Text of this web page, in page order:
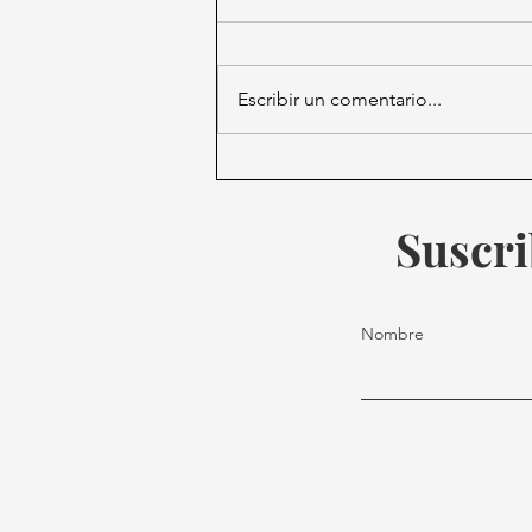
metástasis ósea; recibe apoyo
de líderes globales
Escribir un comentario...
Nombre